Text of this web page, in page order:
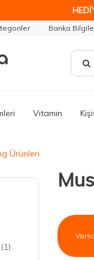
Banka
Vitamin
Ürünleri
(1)